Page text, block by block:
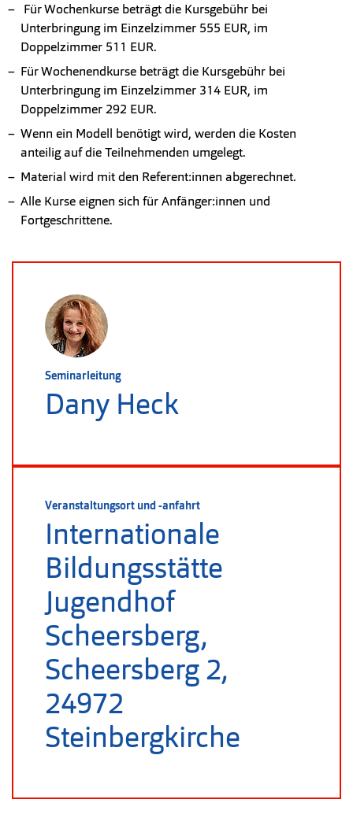
Für Wochenkurse beträgt die Kursgebühr bei
Unterbringung im Einzelzimmer 555 EUR, im
Doppelzimmer 511 EUR.
Für Wochenendkurse beträgt die Kursgebühr bei
Unterbringung im Einzelzimmer 314 EUR, im
Doppelzimmer 292 EUR.
Wenn ein Modell benötigt wird, werden die Kosten
anteilig auf die Teilnehmenden umgelegt.
Material wird mit den Referent:innen abgerechnet.
Alle Kurse eignen sich für Anfänger:innen und
Fortgeschrittene.
Seminarleitung
Dany Heck
Veranstaltungsort und -anfahrt
Internationale
Bildungsstätte
Jugendhof
Scheersberg,
Scheersberg 2,
24972
Steinbergkirche